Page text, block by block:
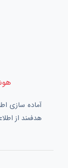
هوش
آماده سازی
هدفمند از